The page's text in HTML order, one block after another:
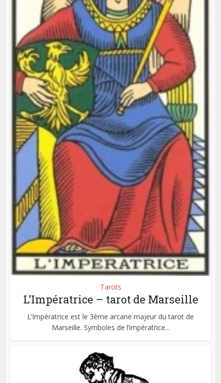
Tarots
L’Impératrice – tarot de Marseille
L’Impératrice est le 3ème arcane majeur du tarot de
Marseille. Symboles de l’impératrice...